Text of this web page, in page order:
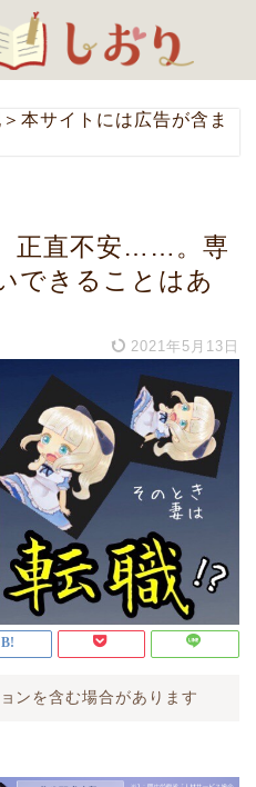
本サイトには広告が含ま
正直不安……。専
できることはあ
2021年5月13日
ンを含む場合があります